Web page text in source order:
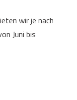
wir je nach
Juni bis